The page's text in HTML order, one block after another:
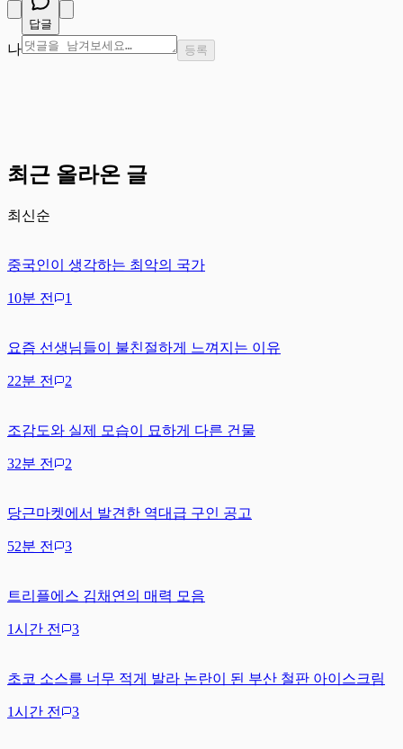
답글
나 등록
최근 올라온 글
최신순
중국인이 생각하는 최악의 국가
10분 전 1
요즘 선생님들이 불친절하게 느껴지는 이유
22분 전 2
조감도와 실제 모습이 묘하게 다른 건물
32분 전 2
당근마켓에서 발견한 역대급 구인 공고
52분 전 3
트리플에스 김채연의 매력 모음
1시간 전 3
초코 소스를 너무 적게 발라 논란이 된 부산 철판 아이스크림
1시간 전 3